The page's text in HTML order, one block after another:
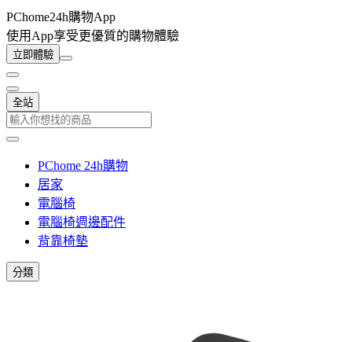
PChome24h購物App
使用App享受更優質的購物體驗
立即體驗
全站
PChome 24h購物
居家
電腦椅
電腦椅週邊配件
背靠椅墊
分類